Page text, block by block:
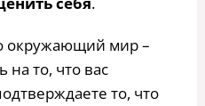
окружающий мир –
на то, что вас
то, что